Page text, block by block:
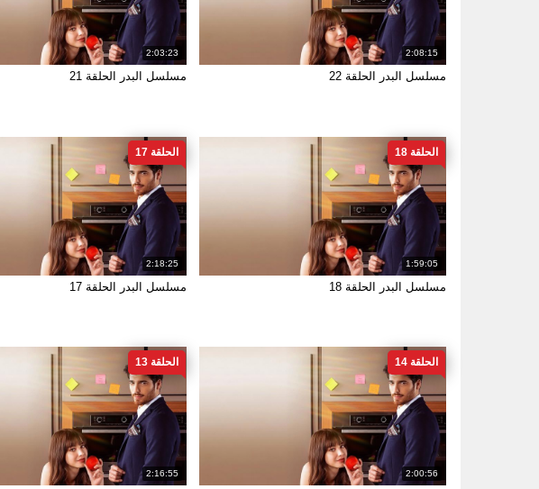
2:08:15
مسلسل البدر الحلقة 22
2:03:23
مسلسل البدر الحلقة 21
1:59:05
الحلقة 18
مسلسل البدر الحلقة 18
2:18:25
الحلقة 17
مسلسل البدر الحلقة 17
2:00:56
الحلقة 14
2:16:55
الحلقة 13